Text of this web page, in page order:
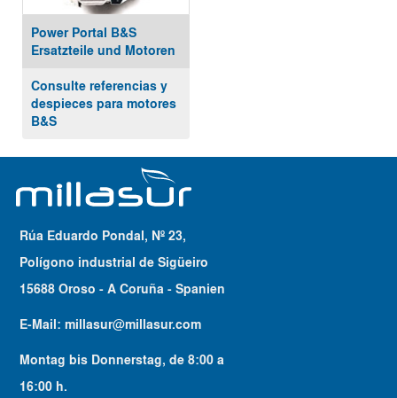
Power Portal B&S
Ersatzteile und Motoren
Consulte referencias y
despieces para motores
B&S
Rúa Eduardo Pondal, Nº 23,
Polígono industrial de Sigüeiro
15688 Oroso - A Coruña - Spanien
E-Mail:millasur@millasur.com
Montag bis Donnerstag, de8:00 a
16:00 h.